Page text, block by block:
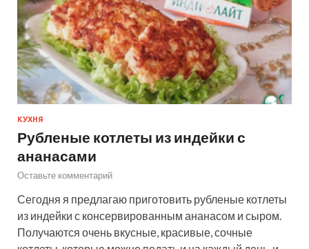
КУХНЯ
Рубленые котлеты из индейки с
ананасами
Оставьте комментарий
Сегодня я предлагаю приготовить рубленые котлеты
из индейки с консервированным ананасом и сыром.
Получаются очень вкусные, красивые, сочные